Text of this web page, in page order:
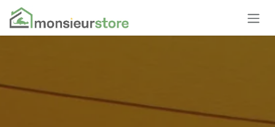
Se rendre au contenu